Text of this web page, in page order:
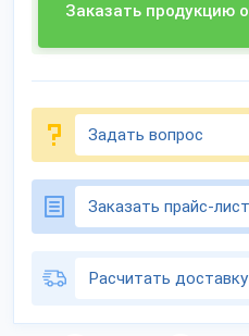
Заказать продукцию
Задать вопрос
Заказать прайс-лист
Расчитать доставку